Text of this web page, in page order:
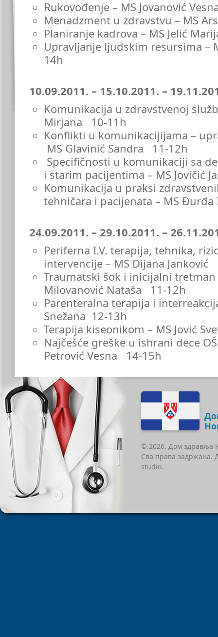
Rukovođenje – MS Jovanović
Menadzment u zdravstvu – MS
Planiranje kadrova – MS Jelić
Upravljanje ljudskim resursima –
14h
10.09.2011. – 15.10.2011. –
Komunikacija u zdravstvenoj
Mirjana 10-11h
Konflikti u komunikacijijama –
MS Glavinić Sandra 11-12h
Specifičnosti u komunikaciji sa
i starim pacijentima – MS Jovičić
Komunikacija u praksi
tehničara i pacijenata – MS
24.09.2011. – 29.10.2011. –
Periferna I.V. terapija, tehnika,
intervencije – MS Dijana Janković
Traumatski šok i inicijalni tretman
Milovanović Nataša 11-12h
Parenteralna terapija i
Snežana 12-13h
Terapija kiseonikom – MS Jović
Najčešće greške u ishrani dece
Petrović Vesna 14-15h
© 2026. Дом здравља
Сва права задржана.
studio.